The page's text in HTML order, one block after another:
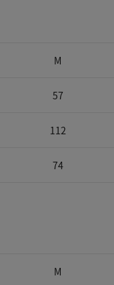
M
57
112
74
M